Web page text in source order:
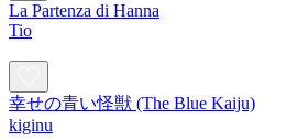
La Partenza di Hanna
Tio
幸せの青い怪獣 (The Blue Kaiju)
kiginu